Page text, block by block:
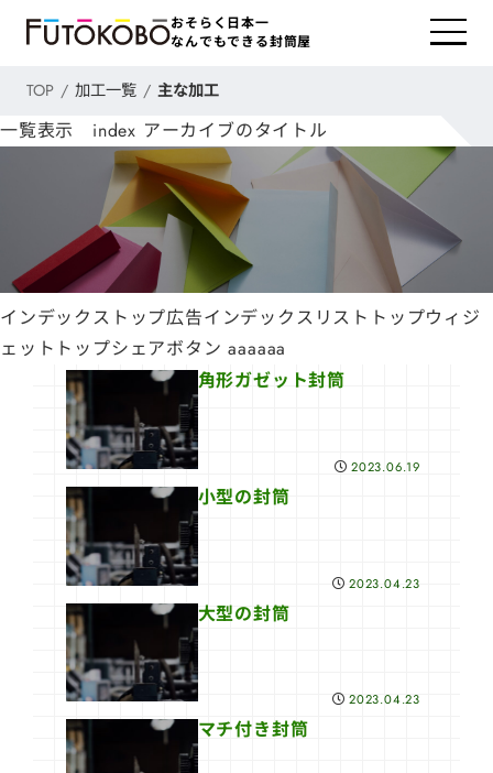
おそらく日本一
なんでもできる封筒屋
TOP 加工一覧 主な加工
一覧表示 index アーカイブのタイトル
インデックストップ広告インデックスリストトップウィジ
ェットトップシェアボタン aaaaaa
角形ガゼット封筒
2023.06.19
小型の封筒
2023.04.23
大型の封筒
2023.04.23
マチ付き封筒